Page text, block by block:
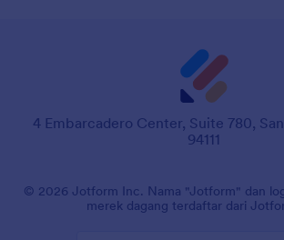
4 Embarcadero Center, Suite 780,
94111
© 2026 Jotform Inc. Nama "Jotform" dan
merek dagang terdaftar dari